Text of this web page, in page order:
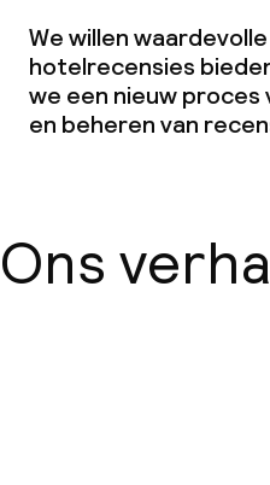
We willen
hotelrecensies
we een nieuw
en beheren van
Ons